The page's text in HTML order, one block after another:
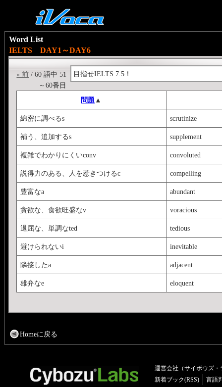
Word List
IELTS DAY1～DAY6
目指せIELTS 7.5！
« 前 / 60 語中 51
～60番目
問題 ▲
綿密に調べるs scrutinize
補う、追加するs supplement
複雑でわかりにくいconv convoluted
説得力のある、人を惹きつけるc compelling
豊富なa abundant
貪欲な、食欲旺盛なv voracious
退屈な、単調なted tedious
避けられないi inevitable
隣接したa adjacent
雄弁なe eloquent
Homeに戻る
運営会社（サイボウズ・
新着ブック(RSS)
言語